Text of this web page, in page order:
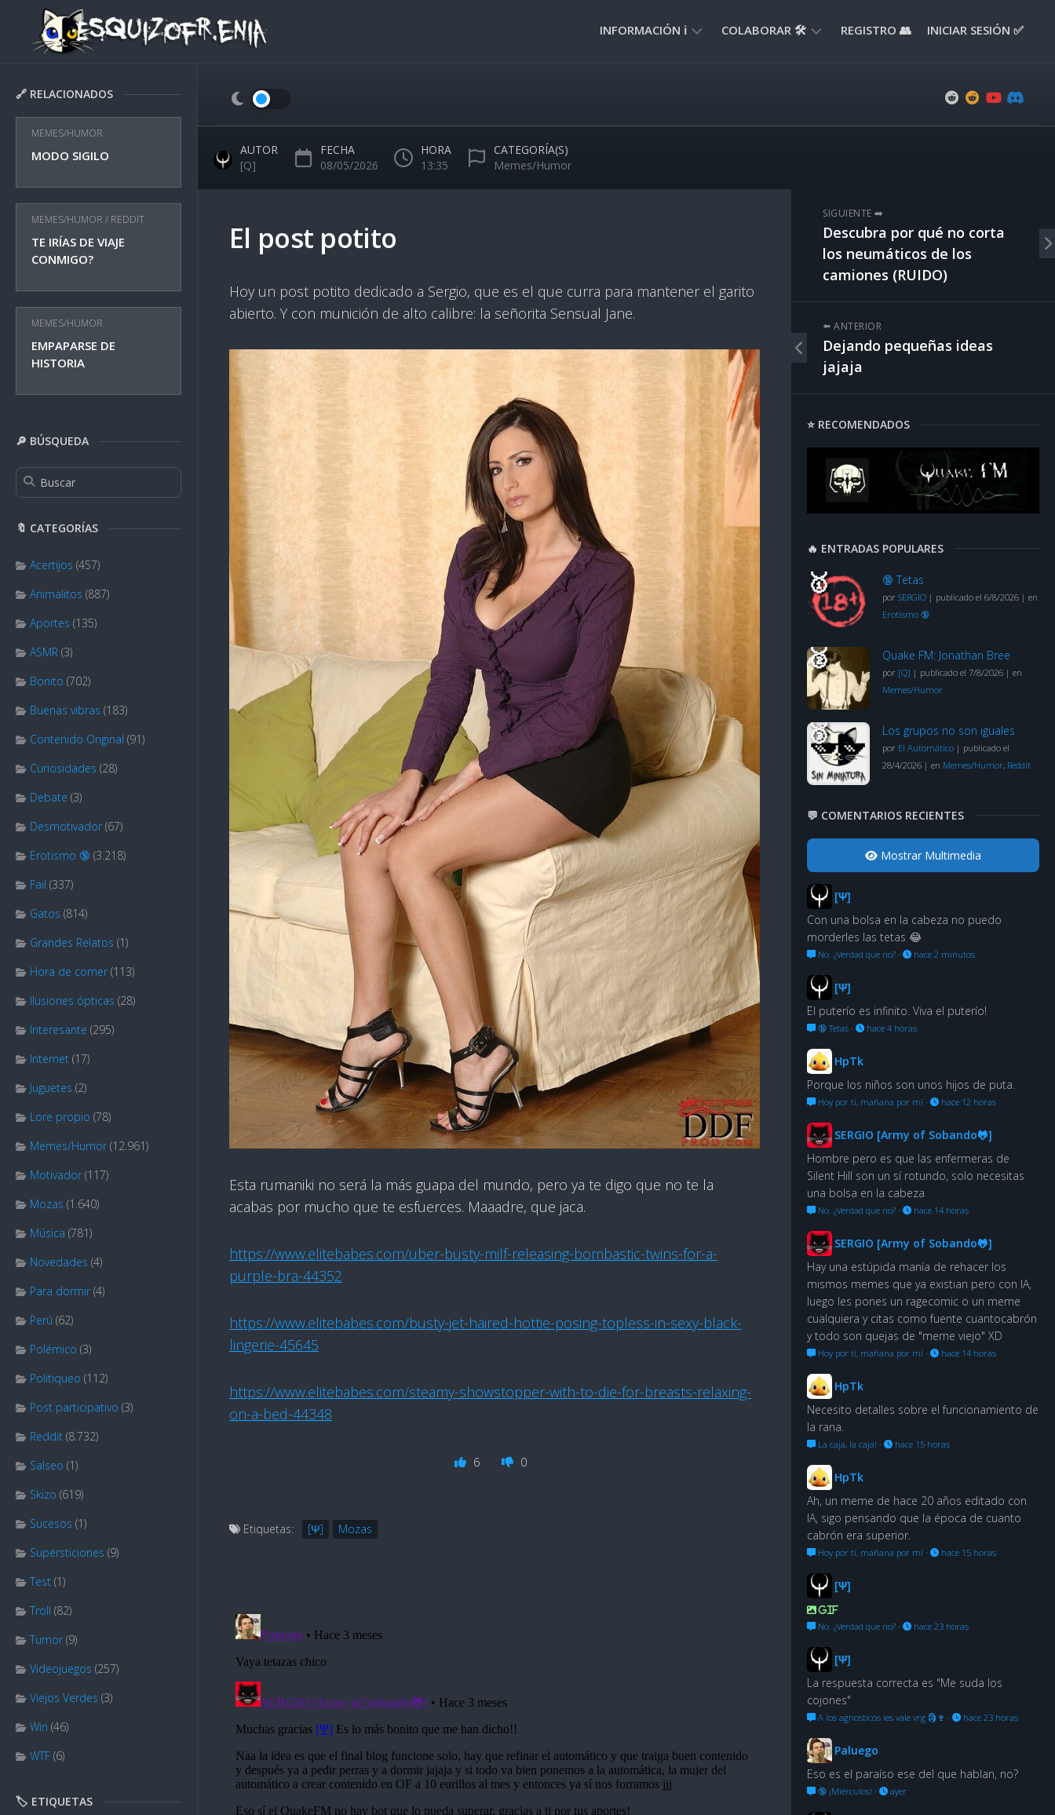
content
INFORMACIÓN ℹ️
NORMAS
COLABORAR 🛠️ REGISTRO 👥 INICIAR SESIÓN ✅
🔗 RELACIONADOS
MEMES/HUMOR
MODO SIGILO
MEMES/HUMOR / REDDIT
TE IRÍAS DE VIAJE
CONMIGO?
MEMES/HUMOR
EMPAPARSE DE
HISTORIA
🔎 BÚSQUEDA
🔖 CATEGORÍAS
Acertijos (457)
Animalitos (887)
Aportes (135)
ASMR (3)
Bonito (702)
Buenas vibras (183)
Contenido Original (91)
Curiosidades (28)
Debate (3)
Desmotivador (67)
Erotismo 🔞 (3.218)
Fail (337)
Gatos (814)
Grandes Relatos (1)
Hora de comer (113)
Ilusiones ópticas (28)
Interesante (295)
Internet (17)
Juguetes (2)
Lore propio (78)
Memes/Humor (12.961)
Motivador (117)
Mozas (1.640)
Música (781)
Novedades (4)
Para dormir (4)
Perú (62)
Polémico (3)
Politiqueo (112)
Post participativo (3)
Reddit (8.732)
Salseo (1)
Skizo (619)
Sucesos (1)
Supersticiones (9)
Test (1)
Troll (82)
Tumor (9)
Videojuegos (257)
Viejos Verdes (3)
Win (46)
WTF (6)
🏷️ ETIQUETAS
AUTOR
[Q]
FECHA
08/05/2026
HORA
13:35
CATEGORÍA(S)
Memes/Humor
El post potito
Hoy un post potito dedicado a Sergio, que es el que curra para mantener el garito
abierto. Y con munición de alto calibre: la señorita Sensual Jane.
Esta rumaniki no será la más guapa del mundo, pero ya te digo que no te la
acabas por mucho que te esfuerces. Maaadre, que jaca.
https://www.elitebabes.com/uber-busty-milf-releasing-bombastic-twins-for-a-
purple-bra-44352
https://www.elitebabes.com/busty-jet-haired-hottie-posing-topless-in-sexy-black-
lingerie-45645
https://www.elitebabes.com/steamy-showstopper-with-to-die-for-breasts-relaxing-
on-a-bed-44348
6 0
Etiquetas: [Ψ] Mozas
SIGUIENTE ➡️
Descubra por qué no corta
los neumáticos de los
camiones (RUIDO)
⬅️ ANTERIOR
Dejando pequeñas ideas
jajaja
⭐ RECOMENDADOS
🔥 ENTRADAS POPULARES
🔞 Tetas
por SERGIO | publicado el 6/8/2026 | en
Erotismo 🔞
Quake FM: Jonathan Bree
por [Q] | publicado el 7/8/2026 | en
Memes/Humor
Los grupos no son iguales
por El Automático | publicado el
28/4/2026 | en Memes/Humor, Reddit
💬 COMENTARIOS RECIENTES
Mostrar Multimedia
[Ψ]
Con una bolsa en la cabeza no puedo
morderles las tetas 😂
No. ¿Verdad que no? · hace 2 minutos
[Ψ]
El puterío es infinito. Viva el puterío!
🔞 Tetas · hace 4 horas
HpTk
Porque los niños son unos hijos de puta.
Hoy por ti, mañana por mí · hace 12 horas
SERGIO [Army of Sobando🐸]
Hombre pero es que las enfermeras de
Silent Hill son un sí rotundo, solo necesitas
una bolsa en la cabeza
No. ¿Verdad que no? · hace 14 horas
SERGIO [Army of Sobando🐸]
Hay una estúpida manía de rehacer los
mismos memes que ya existian pero con IA,
luego les pones un ragecomic o un meme
cualquiera y citas como fuente cuantocabrón
y todo son quejas de "meme viejo" XD
Hoy por ti, mañana por mí · hace 14 horas
HpTk
Necesito detalles sobre el funcionamiento de
la rana.
La caja, la caja! · hace 15 horas
HpTk
Ah, un meme de hace 20 años editado con
IA, sigo pensando que la época de cuanto
cabrón era superior.
Hoy por ti, mañana por mí · hace 15 horas
[Ψ]
GIF
No. ¿Verdad que no? · hace 23 horas
[Ψ]
La respuesta correcta es "Me suda los
cojones"
A los agnosticos les vale vrg 🗿🍷 · hace 23 horas
Paluego
Eso es el paraíso ese del que hablan, no?
🔞 ¡Miérculos! · ayer